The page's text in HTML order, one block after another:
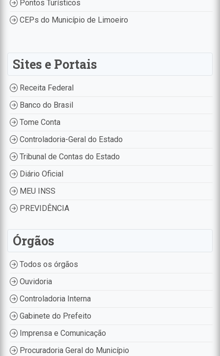
Pontos Turísticos
CEPs do Município de Limoeiro
Sites e Portais
Receita Federal
Banco do Brasil
Tome Conta
Controladoria-Geral do Estado
Tribunal de Contas do Estado
Diário Oficial
MEU INSS
PREVIDÊNCIA
Órgãos
Todos os órgãos
Ouvidoria
Controladoria Interna
Gabinete do Prefeito
Imprensa e Comunicação
Procuradoria Geral do Município